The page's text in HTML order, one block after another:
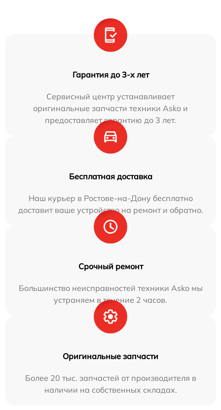
Гарантия до 3-х лет
Сервисный центр устанавливает
оригинальные запчасти техники Asko и
предоставляет гарантию до 3 лет.
Бесплатная доставка
Наш курьер в Ростове-на-Дону бесплатно
доставит ваше устройство на ремонт и обратно.
Срочный ремонт
Большинство неисправностей техники Asko мы
устраняем в течение 2 часов.
Оригинальные запчасти
Более 20 тыс. запчастей от производителя в
наличии на собственных складах.